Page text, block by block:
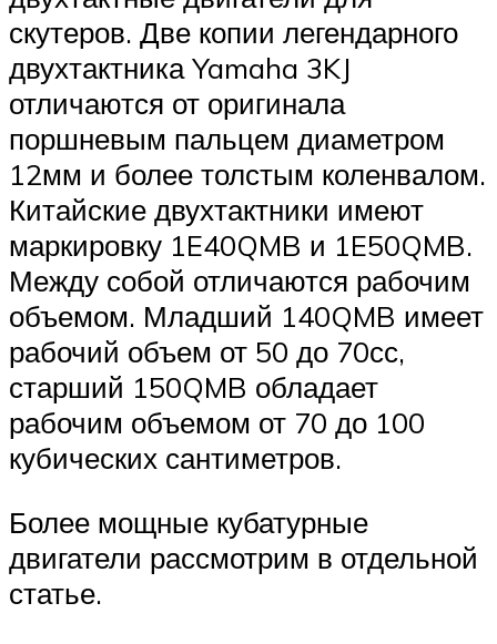
скутеров. Две копии легендарного
двухтактника Yamaha 3KJ
отличаются от оригинала
поршневым пальцем диаметром
12мм и более толстым коленвалом.
Китайские двухтактники имеют
маркировку 1E40QMB и 1E50QMB.
Между собой отличаются рабочим
объемом. Младший 140QMB имеет
рабочий объем от 50 до 70сс,
старший 150QMB обладает
рабочим объемом от 70 до 100
кубических сантиметров.
Более мощные кубатурные
двигатели рассмотрим в отдельной
статье.